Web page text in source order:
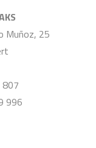
Muñoz, 25
996